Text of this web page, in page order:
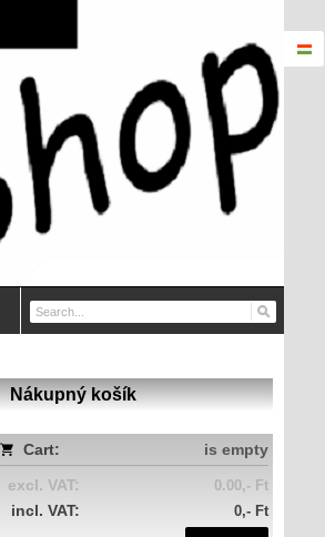
Nákupný košík
Cart:
is empty
excl. VAT:
0.00,- Ft
incl. VAT: 0,- Ft